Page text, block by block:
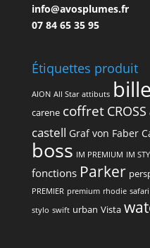
info@avosplumes.fr
07 84 65 35 95
Étiquettes produit
AION All Star attibuts bille
carene coffret CROSS
castell Graf von Faber
boss IM PREMIUM IM
fonctions Parker
PREMIER premium rhodie safari
stylo swift urban Vista